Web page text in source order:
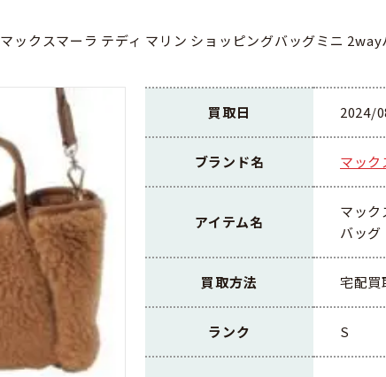
マックスマーラ テディ マリン ショッピングバッグミニ 2way
買取日 2024/
ブランド名 マック
アイテム名
マッ
バッグ
買取方法 宅配買
ランク S